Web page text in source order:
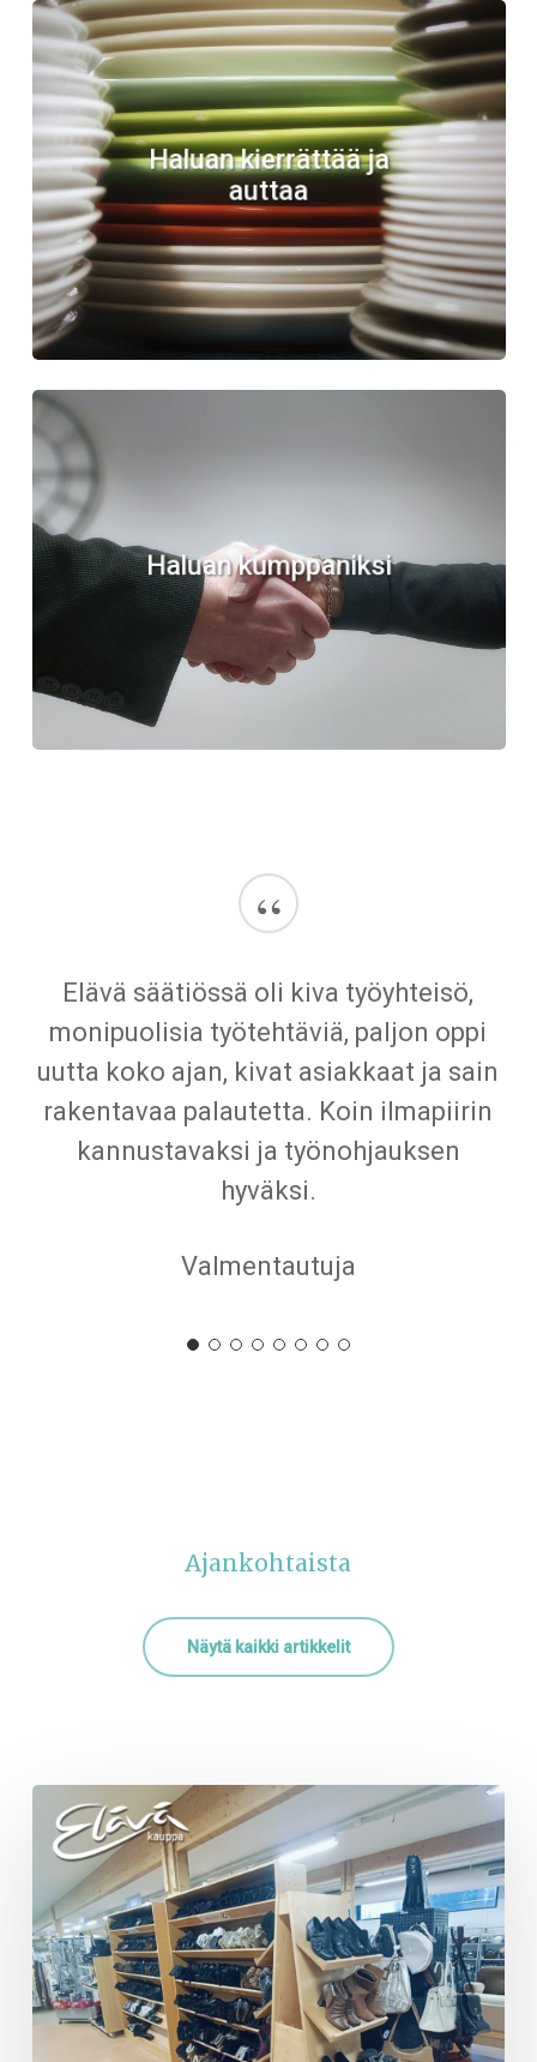
Learn
more
Haluan kierrättää ja
auttaa
Haluan kumppaniksi
“
Todella paljon käytettyä käyttötavaraa.
Ystävällinen palvelu. Viekää hyvät
ihmiset teille tarpeettomiksi käyneet
tavarat, niin näin autatte nuorten
työllistymistä.
myymälässä
uudistuksia!